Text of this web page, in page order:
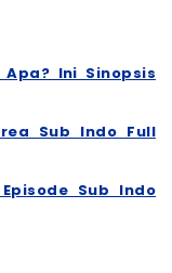
Ini Sinopsis
Sub Indo Full
Sub Indo